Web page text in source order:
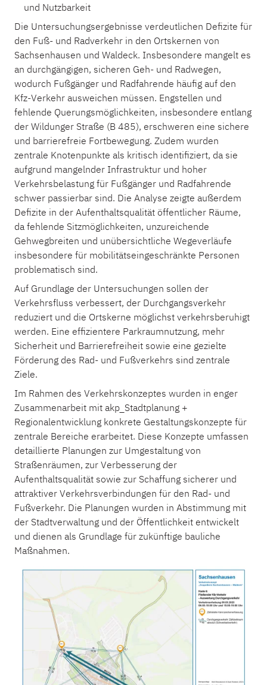
und Nutzbarkeit
Die Untersuchungsergebnisse verdeutlichen Defizite für
den Fuß- und Radverkehr in den Ortskernen von
Sachsenhausen und Waldeck. Insbesondere mangelt es
an durchgängigen, sicheren Geh- und Radwegen,
wodurch Fußgänger und Radfahrende häufig auf den
Kfz-Verkehr ausweichen müssen. Engstellen und
fehlende Querungsmöglichkeiten, insbesondere entlang
der Wildunger Straße (B 485), erschweren eine sichere
und barrierefreie Fortbewegung. Zudem wurden
zentrale Knotenpunkte als kritisch identifiziert, da sie
aufgrund mangelnder Infrastruktur und hoher
Verkehrsbelastung für Fußgänger und Radfahrende
schwer passierbar sind. Die Analyse zeigte außerdem
Defizite in der Aufenthaltsqualität öffentlicher Räume,
da fehlende Sitzmöglichkeiten, unzureichende
Gehwegbreiten und unübersichtliche Wegeverläufe
insbesondere für mobilitätseingeschränkte Personen
problematisch sind.
Auf Grundlage der Untersuchungen sollen der
Verkehrsfluss verbessert, der Durchgangsverkehr
reduziert und die Ortskerne möglichst verkehrsberuhigt
werden. Eine effizientere Parkraumnutzung, mehr
Sicherheit und Barrierefreiheit sowie eine gezielte
Förderung des Rad- und Fußverkehrs sind zentrale
Ziele.
Im Rahmen des Verkehrskonzeptes wurden in enger
Zusammenarbeit mit akp_Stadtplanung +
Regionalentwicklung konkrete Gestaltungskonzepte für
zentrale Bereiche erarbeitet. Diese Konzepte umfassen
detaillierte Planungen zur Umgestaltung von
Straßenräumen, zur Verbesserung der
Aufenthaltsqualität sowie zur Schaffung sicherer und
attraktiver Verkehrsverbindungen für den Rad- und
Fußverkehr. Die Planungen wurden in Abstimmung mit
der Stadtverwaltung und der Öffentlichkeit entwickelt
und dienen als Grundlage für zukünftige bauliche
Maßnahmen.